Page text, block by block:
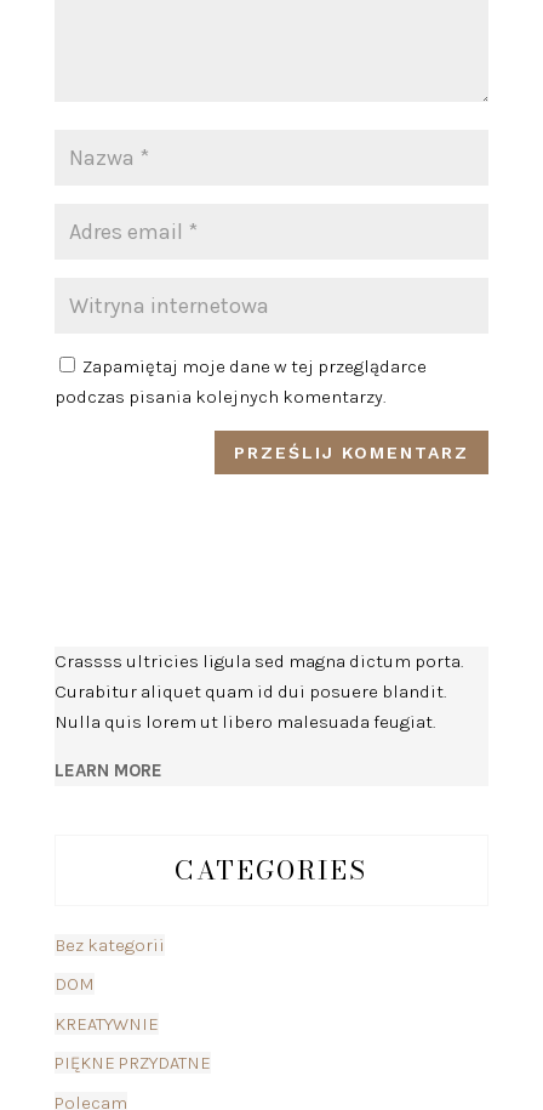
Zapamiętaj moje dane w tej przeglądarce
podczas pisania kolejnych komentarzy.
Crassss ultricies ligula sed magna dictum porta.
Curabitur aliquet quam id dui posuere blandit.
Nulla quis lorem ut libero malesuada feugiat.
LEARN MORE
CATEGORIES
Bez kategorii
DOM
KREATYWNIE
PIĘKNE PRZYDATNE
Polecam